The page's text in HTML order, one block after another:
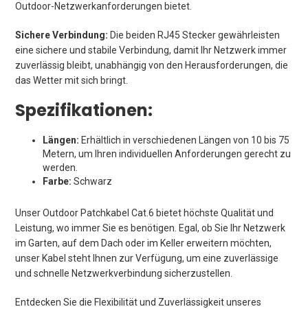
Outdoor-Netzwerkanforderungen bietet.
Sichere Verbindung: Die beiden RJ45 Stecker gewährleisten
eine sichere und stabile Verbindung, damit Ihr Netzwerk immer
zuverlässig bleibt, unabhängig von den Herausforderungen, die
das Wetter mit sich bringt.
Spezifikationen:
Längen: Erhältlich in verschiedenen Längen von 10 bis 75
Metern, um Ihren individuellen Anforderungen gerecht zu
werden.
Farbe: Schwarz
Unser Outdoor Patchkabel Cat.6 bietet höchste Qualität und
Leistung, wo immer Sie es benötigen. Egal, ob Sie Ihr Netzwerk
im Garten, auf dem Dach oder im Keller erweitern möchten,
unser Kabel steht Ihnen zur Verfügung, um eine zuverlässige
und schnelle Netzwerkverbindung sicherzustellen.
Entdecken Sie die Flexibilität und Zuverlässigkeit unseres